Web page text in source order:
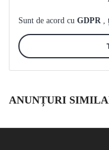
Sunt de acord cu GDPR
ANUNȚURI